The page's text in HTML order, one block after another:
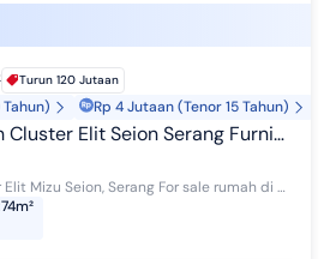
Turun 120 Jutaan
Rp 4 Jutaan (Tenor 15 Tahun)
Full Bangunan 2 Lantai, SHM On Hand Sudah Lunas, Tinggal Bawa Koper
Rumah 2 lantai di Cluster Elit Mizu Seion, Serang For sale rumah di wilayah yang tenang. Properti 2 lantai bergaya Jepang ini berada di lingkungan...
74m²